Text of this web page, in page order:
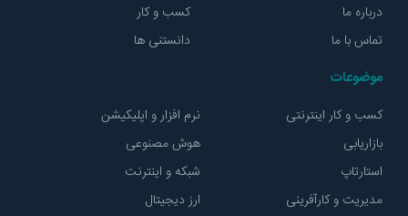
درباره ما
تماس با ما
کسب و کار
دانستنی ها
موضوعات
کسب و کار اینترنتی
بازاریابی
استارتاپ
مدیریت و کارآفرینی
نرم افزار و اپلیکیشن
هوش مصنوعی
شبکه و اینترنت
ارز دیجیتال